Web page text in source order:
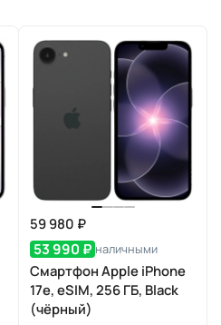
59 980 ₽
53 990 ₽ наличными
Смартфон Apple iPhone
17e, eSIM, 256 ГБ, Black
(чёрный)